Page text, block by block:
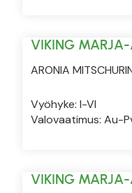
VIKING
ARONIA
Vyöhyke: I-VI
Valovaatimus: Au-
VIKING